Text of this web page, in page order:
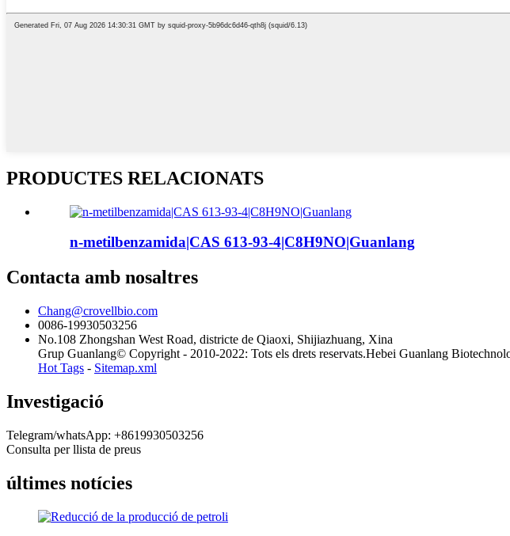
PRODUCTES RELACIONATS
n-metilbenzamida|CAS 613-93-4|C8H9NO|Guanlang
Contacta amb nosaltres
Chang@crovellbio.com
0086-19930503256
No.108 Zhongshan West Road, districte de Qiaoxi, Shijiazhuang, Xina
Grup Guanlang© Copyright - 2010-2022: Tots els drets reservats.Hebei Guanlang
Hot Tags - Sitemap.xml
Investigació
Telegram/whatsApp: +8619930503256
Consulta per llista de preus
últimes notícies